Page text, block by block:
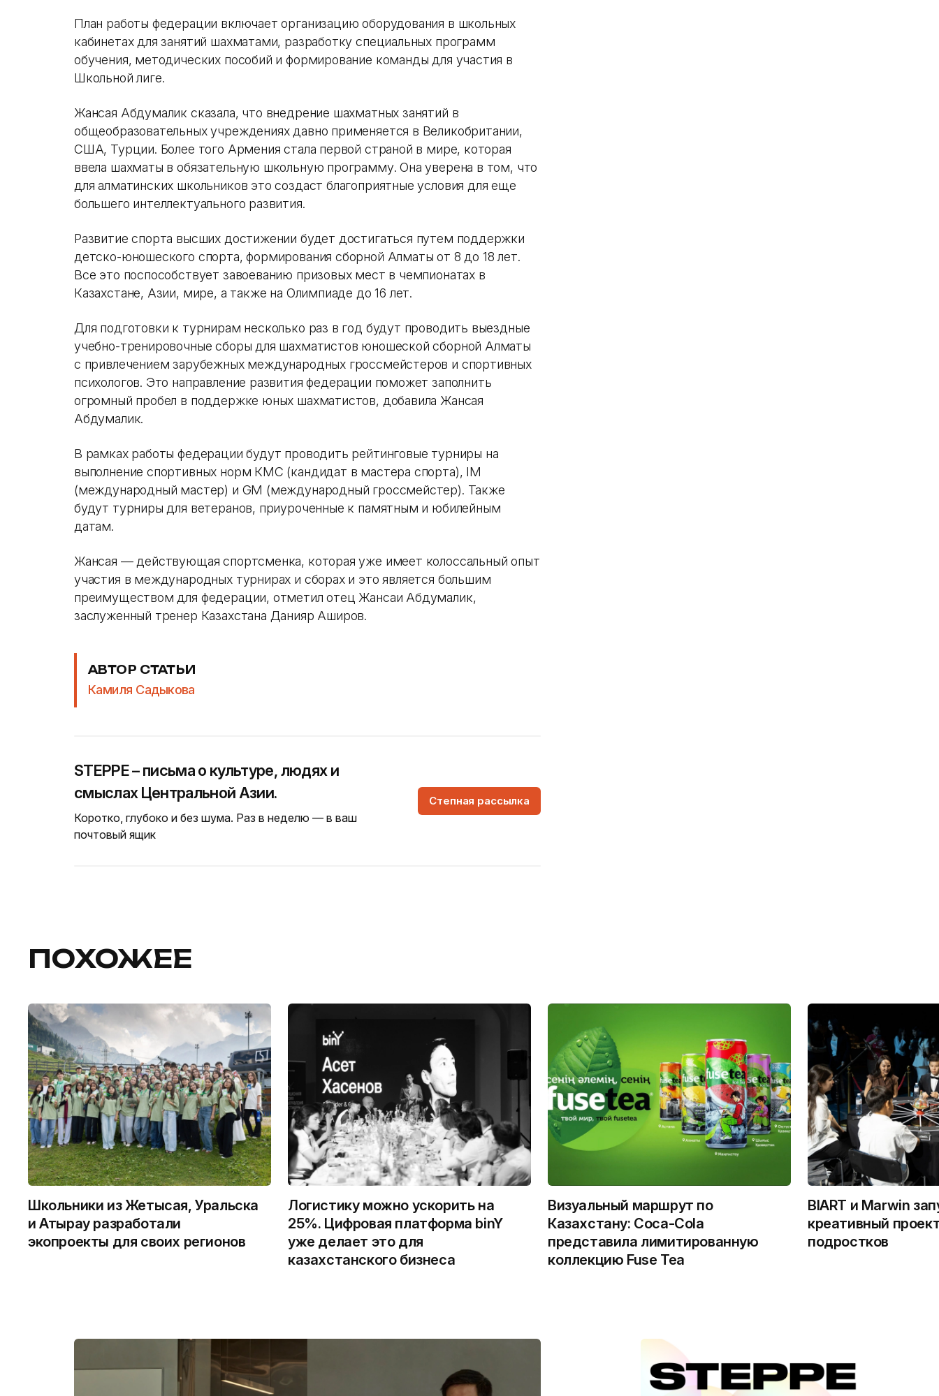
План работы федерации включает организацию оборудования в школьных
кабинетах для занятий шахматами, разработку специальных программ
обучения, методических пособий и формирование команды для участия в
Школьной лиге.
Жансая Абдумалик сказала, что внедрение шахматных занятий в
общеобразовательных учреждениях давно применяется в Великобритании,
США, Турции. Более того Армения стала первой страной в мире, которая
ввела шахматы в обязательную школьную программу. Она уверена в том, что
для алматинских школьников это создаст благоприятные условия для еще
большего интеллектуального развития.
Развитие спорта высших достижении будет достигаться путем поддержки
детско-юношеского спорта, формирования сборной Алматы от 8 до 18 лет.
Все это поспособствует завоеванию призовых мест в чемпионатах в
Казахстане, Азии, мире, а также на Олимпиаде до 16 лет.
Для подготовки к турнирам несколько раз в год будут проводить выездные
учебно-тренировочные сборы для шахматистов юношеской сборной Алматы
с привлечением зарубежных международных гроссмейстеров и спортивных
психологов. Это направление развития федерации поможет заполнить
огромный пробел в поддержке юных шахматистов, добавила Жансая
Абдумалик.
В рамках работы федерации будут проводить рейтинговые турниры на
выполнение спортивных норм КМС (кандидат в мастера спорта), IM
(международный мастер) и GM (международный гроссмейстер). Также
будут турниры для ветеранов, приуроченные к памятным и юбилейным
датам.
Жансая — действующая спортсменка, которая уже имеет колоссальный опыт
участия в международных турнирах и сборах и это является большим
преимуществом для федерации, отметил отец Жансаи Абдумалик,
заслуженный тренер Казахстана Данияр Аширов.
АВТОР СТАТЬИ
Камиля Садыкова
STEPPE – письма о культуре, людях и
смыслах Центральной Азии.
Коротко, глубоко и без шума. Раз в неделю — в ваш
почтовый ящик
Степная рассылка
ПОХОЖЕЕ
Школьники из Жетысая, Уральска
и Атырау разработали
экопроекты для своих регионов
Логистику можно ускорить на
25%. Цифровая платформа binY
уже делает это для
казахстанского бизнеса
Визуальный маршрут по
Казахстану: Coca-Cola
представила лимитированную
коллекцию Fuse Tea
BIART и Marwin
креативный
подростков